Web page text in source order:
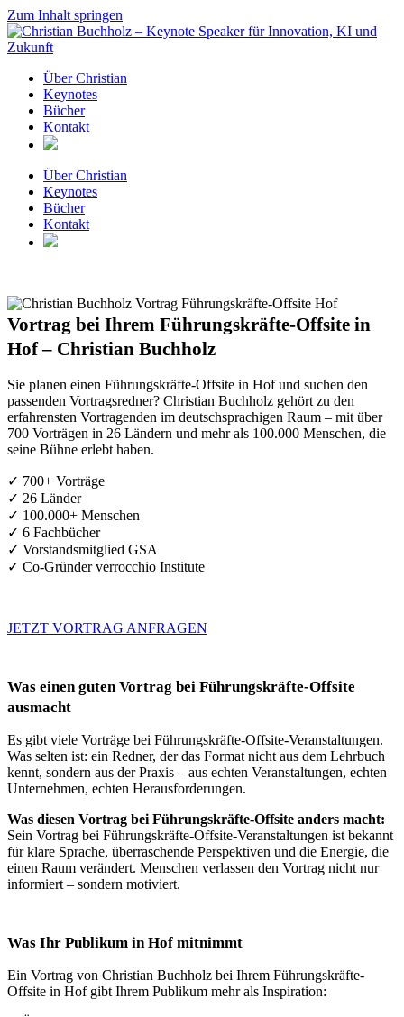
Zum Inhalt springen
Über Christian
Keynotes
Bücher
Kontakt
Über Christian
Keynotes
Bücher
Kontakt
Vortrag bei Ihrem Führungskräfte-Offsite in
Hof – Christian Buchholz
Sie planen einen Führungskräfte-Offsite in Hof und suchen den
passenden Vortragsredner? Christian Buchholz gehört zu den
erfahrensten Vortragenden im deutschsprachigen Raum – mit über
700 Vorträgen in 26 Ländern und mehr als 100.000 Menschen, die
seine Bühne erlebt haben.
✓ 700+ Vorträge
✓ 26 Länder
✓ 100.000+ Menschen
✓ 6 Fachbücher
✓ Vorstandsmitglied GSA
✓ Co-Gründer verrocchio Institute
JETZT VORTRAG ANFRAGEN
Was einen guten Vortrag bei Führungskräfte-Offsite
ausmacht
Es gibt viele Vorträge bei Führungskräfte-Offsite-Veranstaltungen.
Was selten ist: ein Redner, der das Format nicht aus dem Lehrbuch
kennt, sondern aus der Praxis – aus echten Veranstaltungen, echten
Unternehmen, echten Herausforderungen.
Was diesen Vortrag bei Führungskräfte-Offsite anders macht:
Sein Vortrag bei Führungskräfte-Offsite-Veranstaltungen ist bekannt
für klare Sprache, überraschende Perspektiven und die Energie, die
einen Raum verändert. Menschen verlassen den Vortrag nicht nur
informiert – sondern motiviert.
Was Ihr Publikum in Hof mitnimmt
Ein Vortrag von Christian Buchholz bei Ihrem Führungskräfte-
Offsite in Hof gibt Ihrem Publikum mehr als Inspiration: